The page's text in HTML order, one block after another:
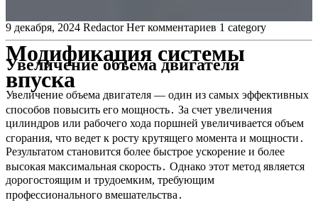
Модификация системы
впуска
9 декабря, 2024 Redactor Нет комментариев 1 category
Увеличение объема двигателя
Увеличение объема двигателя — один из самых эффективных
способов повысить его мощность․ За счет увеличения
цилиндров или рабочего хода поршней увеличивается объем
сгорания, что ведет к росту крутящего момента и мощности․
Результатом становится более быстрое ускорение и более
высокая максимальная скорость․ Однако этот метод является
дорогостоящим и трудоемким, требующим
профессионального вмешательства․